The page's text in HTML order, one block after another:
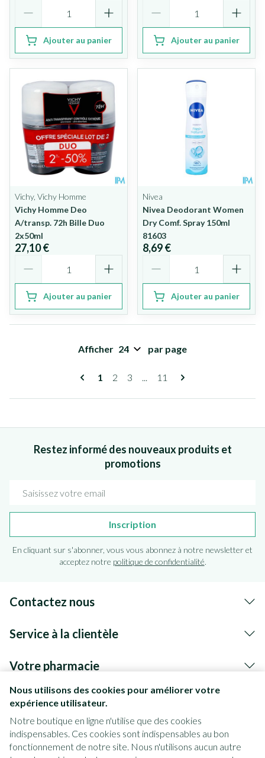
Nous utilisons des cookies pour améliorer votre
expérience utilisateur.
Notre boutique en ligne n'utilise que des cookies
indispensables. Ces cookies sont indispensables au bon
fonctionnement de notre site. Nous n'utilisons aucun autre
Ajouter au panier Ajouter au panier
Vichy, Vichy Homme
Vichy Homme Deo
A/transp. 72h Bille Duo
2x50ml
27,10 €
Ajouter au panier
Nivea
Nivea Deodorant Women
Dry Comf. Spray 150ml
81603
8,69 €
Ajouter au panier
Vous lisez actuellement la page
1 Page
2 Page
3 ... Page
11
Afficher par page
Restez informé des nouveaux produits et
promotions
Inscription
En cliquant sur s'abonner, vous vous abonnez à notre newsletter et
acceptez notre politique de confidentialité.
Contactez nous
Service à la clientèle
Votre pharmacie